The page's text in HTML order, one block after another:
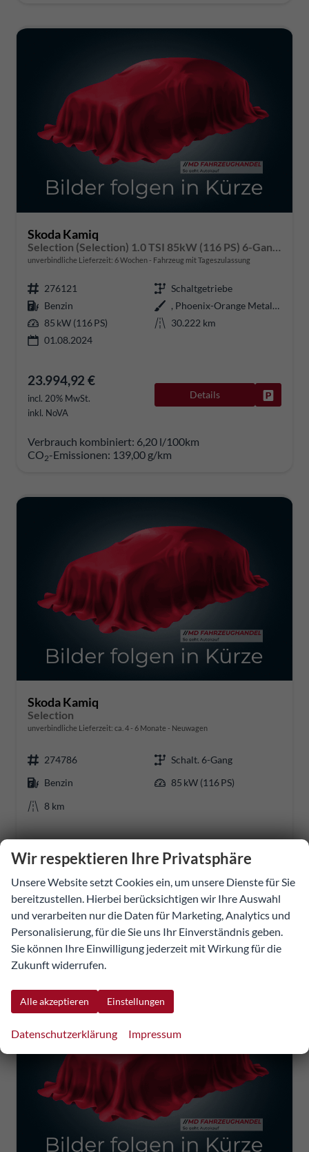
Skoda Kamiq
unverbindliche Lieferzeit: 6 Wochen Fahrzeug mit Tageszulassung
276121
Schaltgetriebe
Benzin
, Phoenix-Orange Metallic (2X)
85 kW (116 PS)
30.222 km
01.08.2024
23.994,92 €
incl. 20% MwSt.
inkl. NoVA
Details
Verbrauch kombiniert: 6,20 l/100km
CO2-Emissionen: 139,00 g/km
Skoda Kamiq
Selection
unverbindliche Lieferzeit: ca. 4 - 6 Monate Neuwagen
274786
Schalt. 6-Gang
Benzin
85 kW (116 PS)
8 km
incl. 20% MwSt.
inkl. NoVA
Details
Verbrauch kombiniert:
5,50 l/100km
CO -Klasse: D
CO2-Emissionen:124,00 g/km
Wir respektieren Ihre Privatsphäre
Unsere Website setzt Cookies ein, um unsere Dienste für Sie
bereitzustellen. Hierbei berücksichtigen wir Ihre Auswahl
und verarbeiten nur die Daten für Marketing, Analytics und
Personalisierung, für die Sie uns Ihr Einverständnis geben.
Sie können Ihre Einwilligung jederzeit mit Wirkung für die
Zukunft widerrufen.
Alle akzeptieren Einstellungen
Datenschutzerklärung Impressum